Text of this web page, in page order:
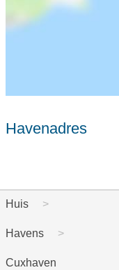
Havenadres
Huis
Havens
Cuxhaven